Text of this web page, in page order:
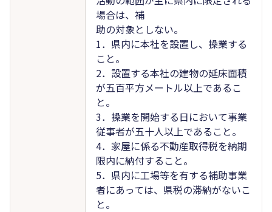
場合は、補
助の対象としない。
1．県内に本社を設置し、操業する
こと。
2．設置する本社の建物の延床面積
が五百平方メートル以上であるこ
と。
3．操業を開始する日において事業
従事者が五十人以上であること。
4．家屋に係る不動産取得税を納期
限内に納付すること。
5．県内に工場等を有する補助事業
者にあっては、県税の滞納がないこ
と。